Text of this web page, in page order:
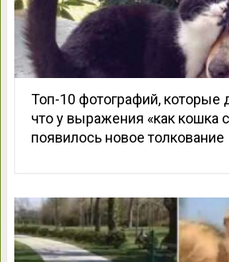
Топ-10 фотографий, которые
что у выражения «как кошка
появилось новое толкование